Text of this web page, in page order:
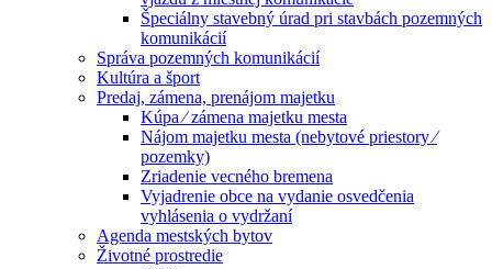
Špeciálny stavebný úrad pri stavbách pozemných
komunikácií
Správa pozemných komunikácií
Kultúra a šport
Predaj, zámena, prenájom majetku
Kúpa ⁄ zámena majetku mesta
Nájom majetku mesta (nebytové priestory ⁄
pozemky)
Zriadenie vecného bremena
Vyjadrenie obce na vydanie osvedčenia
vyhlásenia o vydržaní
Agenda mestských bytov
Životné prostredie